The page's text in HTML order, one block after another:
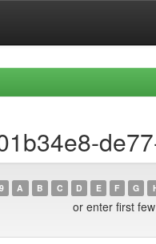
A B C D E F G
or enter first